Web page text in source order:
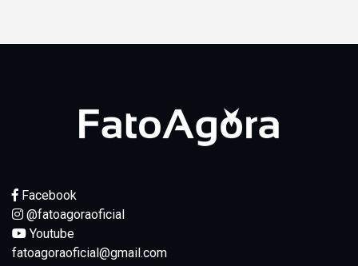
Facebook
@fatoagoraoficial
Youtube
fatoagoraoficial@gmail.com